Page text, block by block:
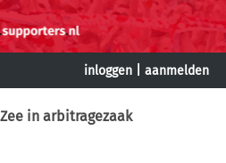
inloggen aanmelden
in arbitragezaak